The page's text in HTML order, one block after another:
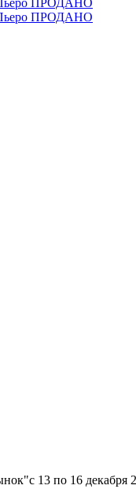
13 по 16 декабря